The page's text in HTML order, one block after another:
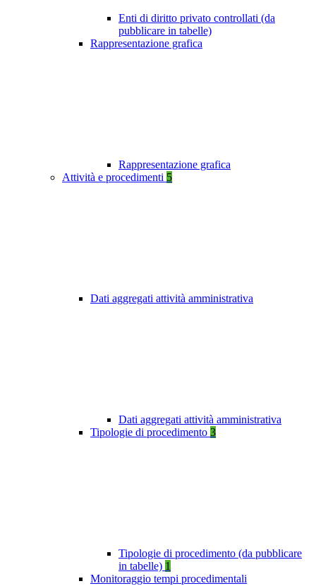
Enti di diritto privato controllati (da
pubblicare in tabelle)
Rappresentazione grafica
Rappresentazione grafica
Attività e procedimenti 5
Dati aggregati attività amministrativa
Dati aggregati attività amministrativa
Tipologie di procedimento 3
Tipologie di procedimento (da pubblicare
in tabelle) 1
Monitoraggio tempi procedimentali